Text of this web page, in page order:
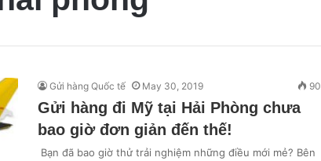
Gửi hàng Quốc tế May 30, 2019 90
Gửi hàng đi Mỹ tại Hải Phòng chưa
bao giờ đơn giản đến thế!
Bạn đã bao giờ thử trải nghiệm những điều mới mẻ? Bên